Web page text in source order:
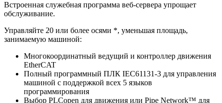
Встроенная служебная программа веб-сервера упрощает
обслуживание.
Управляйте 20 или более осями *, уменьшая площадь,
занимаемую машиной:
Многокоординатный ведущий и контроллер движения
EtherCAT
Полный программный ПЛК IEC61131-3 для управления
машиной с поддержкой всех 5 языков
программирования
Выбор PLCopen для движения или Pipe Network™ для